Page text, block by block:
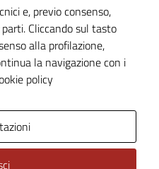
e, previo consenso,
Cliccando sul tasto
alla profilazione,
la navigazione con i
policy